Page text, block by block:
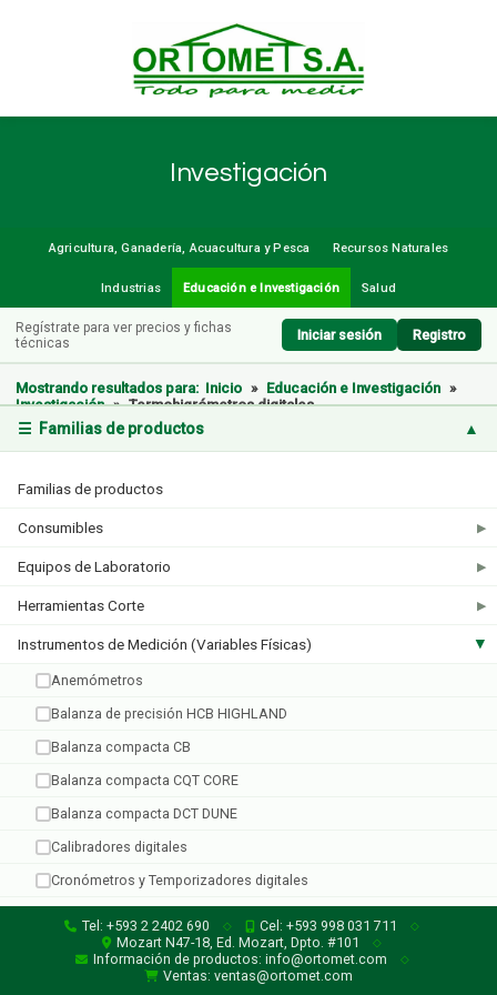
Investigación
Agricultura, Ganadería, Acuacultura y Pesca Recursos Naturales
Industrias Educación e Investigación Salud
Regístrate para ver precios y fichas
técnicas
Iniciar sesión Registro
☰ Familias de productos ▲
Familias de productos
Consumibles ▶
Equipos de Laboratorio ▶
Herramientas Corte ▶
Instrumentos de Medición (Variables Físicas) ▶
Anemómetros
Balanza de precisión HCB HIGHLAND
Balanza compacta CB
Balanza compacta CQT CORE
Balanza compacta DCT DUNE
Calibradores digitales
Cronómetros y Temporizadores digitales
Espectrofotómetros
Mostrando resultados para: Inicio » Educación e Investigación »
Investigación » Termohigrómetros digitales
1 producto
Tel: +593 2 2402 690 ◇ Cel: +593 998 031 711 ◇
Mozart N47-18, Ed. Mozart, Dpto. #101 ◇
Información de productos: info@ortomet.com ◇
Ventas: ventas@ortomet.com